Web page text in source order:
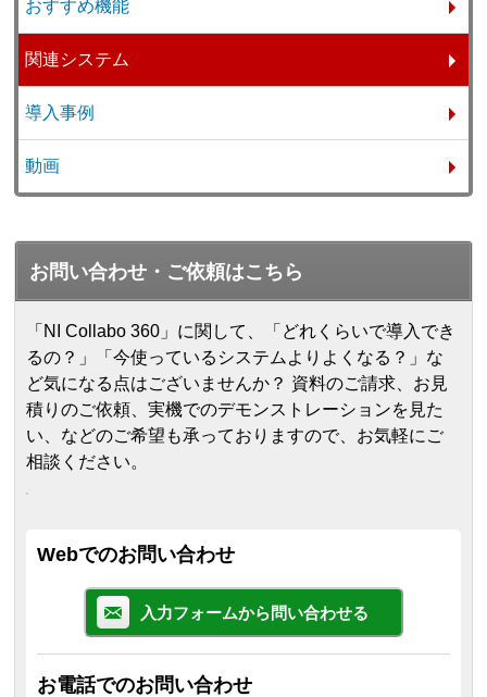
おすすめ機能
関連システム
導入事例
動画
お問い合わせ・ご依頼はこちら
「NI Collabo 360」に関して、「どれくらいで導入でき
るの？」「今使っているシステムよりよくなる？」な
ど気になる点はございませんか？ 資料のご請求、お見
積りのご依頼、実機でのデモンストレーションを見た
い、などのご希望も承っておりますので、お気軽にご
相談ください。
Webでのお問い合わせ
入力フォームから問い合わせる
お電話でのお問い合わせ